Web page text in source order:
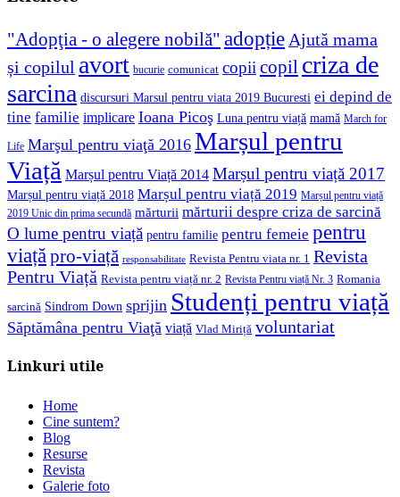
"Adopţia - o alegere nobilă" adopție Ajută mama
și copilul avort bucurie comunicat copii copil criza de
sarcina discursuri Marsul pentru viata 2019 Bucuresti ei depind de
tine familie implicare Ioana Picoş Luna pentru viață mamă March for
Life Marşul pentru viaţă 2016 Marșul pentru
Viață Marșul pentru Viață 2014 Marșul pentru viață 2017
Marșul pentru viață 2018 Marșul pentru viață 2019 Marșul pentru viață
2019 Unic din prima secundă mărturii mărturii despre criza de sarcină
O lume pentru viață pentru familie pentru femeie pentru
viațăpro-viață responsabilitate Revista Pentru viata nr. 1 Revista
Pentru Viață Revista pentru viață nr. 2 Revista Pentru viață Nr. 3 Romania
sarcină Sindrom Down sprijin Studenți pentru viață
Săptămâna pentru Viaţă viață Vlad Miriță voluntariat
Linkuri utile
Home
Cine suntem?
Blog
Resurse
Revista
Galerie foto